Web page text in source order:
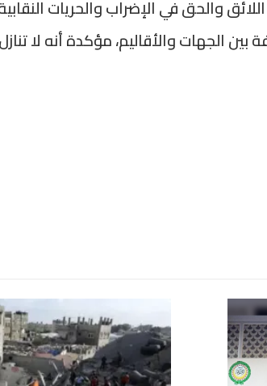
والحق في الإضراب والحريات
الجهات والأقاليم، مؤكدة أنه لا